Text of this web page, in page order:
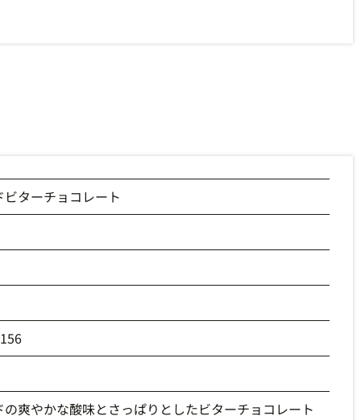
ターチョコレート
爽やかな酸味とさっぱりとしたビターチョコレート